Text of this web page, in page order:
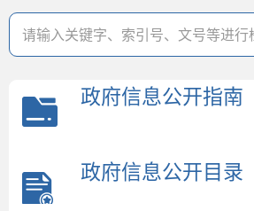
政府信息公开指南
政府信息公开目录